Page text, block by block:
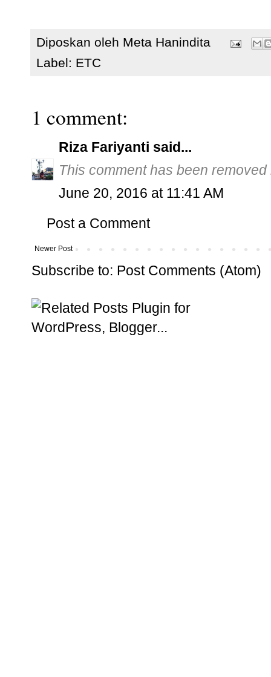
Diposkan oleh Meta Hanindita
Label: ETC
1 comment:
Riza Fariyanti said...
This comment has been removed
June 20, 2016 at 11:41 AM
Post a Comment
Newer Post
Subscribe to: Post Comments (Atom)